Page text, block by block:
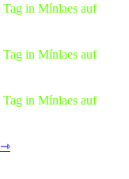
Tag in Mínlaes auf
Tag in Mínlaes auf
Tag in Mínlaes auf
⇾